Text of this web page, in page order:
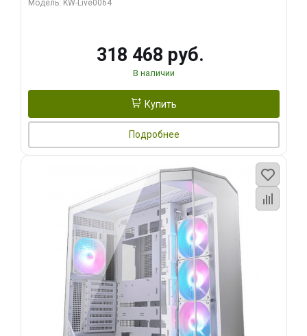
Модель: KW-Live0064
318 468 руб.
В наличии
Купить
Подробнее